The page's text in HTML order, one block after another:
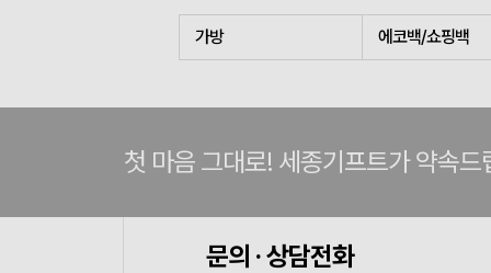
가방 에코백/쇼핑백
첫 마음 그대로! 세종기프트가 약속드
문의 · 상담전화